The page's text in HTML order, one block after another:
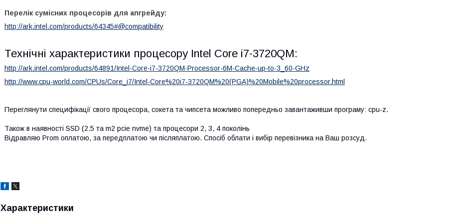
Перелік сумісних процесорів для апгрейду:
http://ark.intel.com/products/64345#@compatibility
Технічні характеристики процесору Intel Core i7-3720QM:
http://ark.intel.com/products/64891/Intel-Core-i7-3720QM-Processor-6M-Cache-up-to-3_60-GHz
http://www.cpu-world.com/CPUs/Core_i7/Intel-Core%20i7-3720QM%20(PGA)%20Mobile%20processor.html
Переглянути специфікації свого процесора, сокета та чипсета можливо попередньо завантаживши програму: cpu-z.
Також в наявності SSD (2.5 та m2 pcie nvme) та процесори 2, 3, 4 поколінь
Відравляю Prom оплатою, за передплатою чи післяплатою. Спосіб облати і вибір перевізника на Ваш розсуд.
Характеристики